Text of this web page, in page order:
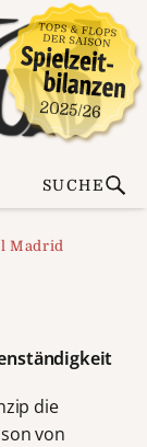
SUCHE
Madrid
die
von